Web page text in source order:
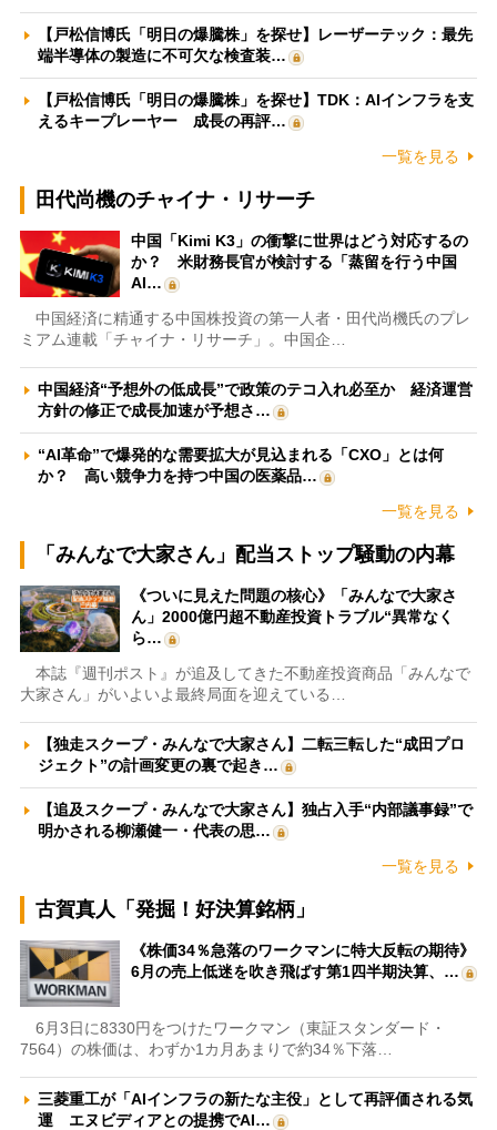
【戸松信博氏「明日の爆騰株」を探せ】レーザーテック：最先
端半導体の製造に不可欠な検査装…
【戸松信博氏「明日の爆騰株」を探せ】TDK：AIインフラを支
えるキープレーヤー 成長の再評…
一覧を見る
田代尚機のチャイナ・リサーチ
中国「Kimi K3」の衝撃に世界はどう対応するの
か？ 米財務長官が検討する「蒸留を行う中国
AI…
中国経済に精通する中国株投資の第一人者・田代尚機氏のプレ
ミアム連載「チャイナ・リサーチ」。中国企…
中国経済“予想外の低成長”で政策のテコ入れ必至か 経済運営
方針の修正で成長加速が予想さ…
“AI革命”で爆発的な需要拡大が見込まれる「CXO」とは何
か？ 高い競争力を持つ中国の医薬品…
一覧を見る
「みんなで大家さん」配当ストップ騒動の内幕
《ついに見えた問題の核心》「みんなで大家さ
ん」2000億円超不動産投資トラブル“異常なく
ら…
本誌『週刊ポスト』が追及してきた不動産投資商品「みんなで
大家さん」がいよいよ最終局面を迎えている…
【独走スクープ・みんなで大家さん】二転三転した“成田プロ
ジェクト”の計画変更の裏で起き…
【追及スクープ・みんなで大家さん】独占入手“内部議事録”で
明かされる柳瀬健一・代表の思…
一覧を見る
古賀真人「発掘！好決算銘柄」
《株価34％急落のワークマンに特大反転の期待》
6月の売上低迷を吹き飛ばす第1四半期決算、…
6月3日に8330円をつけたワークマン（東証スタンダード・
7564）の株価は、わずか1カ月あまりで約34％下落…
三菱重工が「AIインフラの新たな主役」として再評価される気
運 エヌビディアとの提携でAI…